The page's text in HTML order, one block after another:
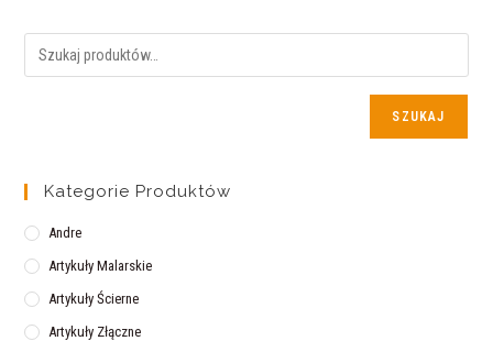
SZUKAJ
Kategorie Produktów
Andre
Artykuły Malarskie
Artykuły Ścierne
Artykuły Złączne